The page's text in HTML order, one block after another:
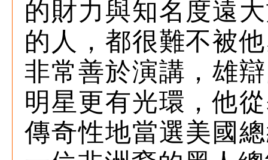
的財力與知名度遠
的人，都很難不被
非常善於演講，雄
明星更有光環，他
傳奇性地當選美國